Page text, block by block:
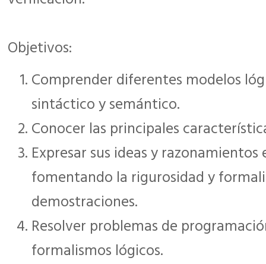
Objetivos:
Comprender diferentes modelos
sintáctico y semántico.
Conocer las principales
Expresar sus ideas y
fomentando la rigurosidad y
demostraciones.
Resolver problemas de
formalismos lógicos.